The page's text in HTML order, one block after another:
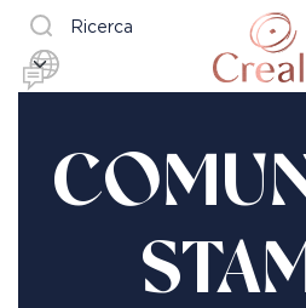
Ricerca